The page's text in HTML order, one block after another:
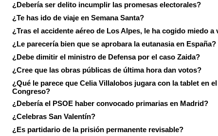
¿Debería ser delito incumplir las promesas electorales?
¿Te has ido de viaje en Semana Santa?
¿Tras el accidente aéreo de Los Alpes, le ha cogido miedo a
¿Le parecería bien que se aprobara la eutanasia en España?
¿Debe dimitir el ministro de Defensa por el caso Zaida?
¿Cree que las obras públicas de última hora dan votos?
¿Qué le parece que Celia Villalobos jugara con la tablet en el
Congreso?
¿Debería el PSOE haber convocado primarias en Madrid?
¿Celebras San Valentín?
¿Es partidario de la prisión permanente revisable?